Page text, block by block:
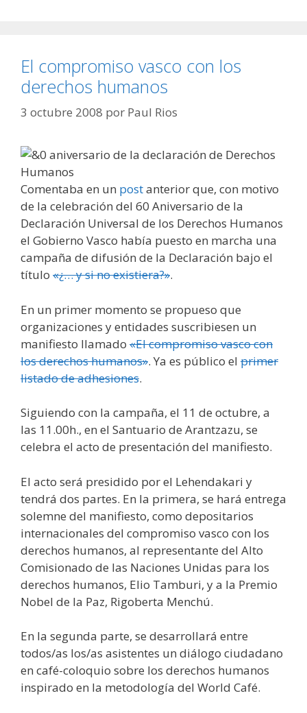
El compromiso vasco con los
derechos humanos
3 octubre 2008 por Paul Rios
Comentaba en un postanterior que, con motivo
de la celebración del 60 Aniversario de la
Declaración Universal de los Derechos Humanos
el Gobierno Vasco había puesto en marcha una
campaña de difusión de la Declaración bajo el
título «¿… y si no existiera?».
En un primer momento se propueso que
organizaciones y entidades suscribiesen un
manifiesto llamado «El compromiso vasco con
los derechos humanos». Ya es público el primer
listado de adhesiones.
Siguiendo con la campaña, el 11 de octubre, a
las 11.00h., en el Santuario de Arantzazu, se
celebra el acto de presentación del manifiesto.
El acto será presidido por el Lehendakari y
tendrá dos partes. En la primera, se hará entrega
solemne del manifiesto, como depositarios
internacionales del compromiso vasco con los
derechos humanos, al representante del Alto
Comisionado de las Naciones Unidas para los
derechos humanos, Elio Tamburi, y a la Premio
Nobel de la Paz, Rigoberta Menchú.
En la segunda parte, se desarrollará entre
todos/as los/as asistentes un diálogo ciudadano
en café-coloquio sobre los derechos humanos
inspirado en la metodología del World Café.